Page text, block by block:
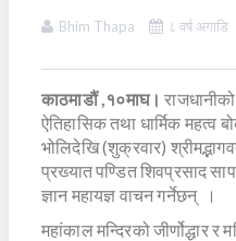
Bhim Thapa ८ वर्ष अगाडि
काठमाडौं ,१०माघ।
ऐतिहासिक तथा धार्मिक महत्व
भोलिदेखि (शुक्रवार)
प्रख्यात पण्डित शिवप्रसाद
ज्ञान महायज्ञ वाचन गर्नेछन् ।
महांकाल मन्दिरको जीर्णोद्धार र